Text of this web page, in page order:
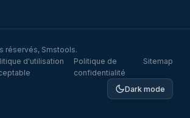
réservés, Smstools.
d'utilisation
Politique de
confidentialité
Sitemap
Dark mode